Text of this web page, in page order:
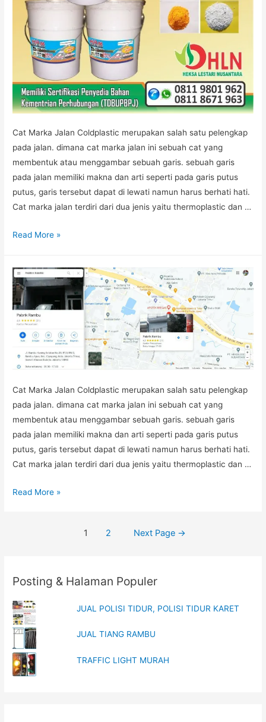
Cat Marka Jalan Coldplastic merupakan salah satu pelengkap
pada jalan. dimana cat marka jalan ini sebuah cat yang
membentuk atau menggambar sebuah garis. sebuah garis
pada jalan memiliki makna dan arti seperti pada garis putus
putus, garis tersebut dapat di lewati namun harus berhati hati.
Cat marka jalan terdiri dari dua jenis yaitu thermoplastic dan …
CAT
Read More »
Cat Marka Jalan Coldplastic merupakan salah satu pelengkap
pada jalan. dimana cat marka jalan ini sebuah cat yang
membentuk atau menggambar sebuah garis. sebuah garis
pada jalan memiliki makna dan arti seperti pada garis putus
putus, garis tersebut dapat di lewati namun harus berhati hati.
Cat marka jalan terdiri dari dua jenis yaitu thermoplastic dan …
JUAL
Read More »
1 2 Next Page →
Posting & Halaman Populer
JUAL POLISI TIDUR, POLISI TIDUR KARET
JUAL TIANG RAMBU
TRAFFIC LIGHT MURAH